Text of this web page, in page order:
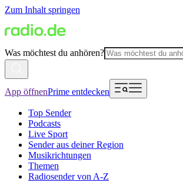
Zum Inhalt springen
Was möchtest du anhören?
App öffnenPrime entdecken
Top Sender
Podcasts
Live Sport
Sender aus deiner Region
Musikrichtungen
Themen
Radiosender von A-Z